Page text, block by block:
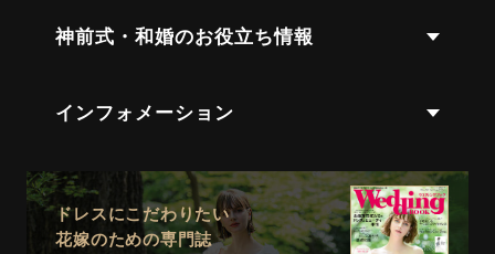
神前式・和婚のお役立ち情報
インフォメーション
ドレスにこだわりたい
花嫁のための専門誌